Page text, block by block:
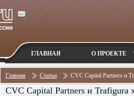
ГЛАВНАЯ О ПРОЕКТЕ
Главная Статьи CVC Capital Partners и
CVC Capital Partners и Trafigura